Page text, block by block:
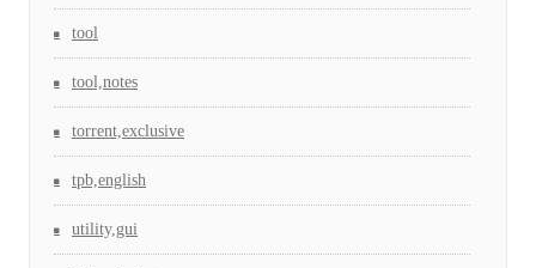
tool
tool,notes
torrent,exclusive
tpb,english
utility,gui